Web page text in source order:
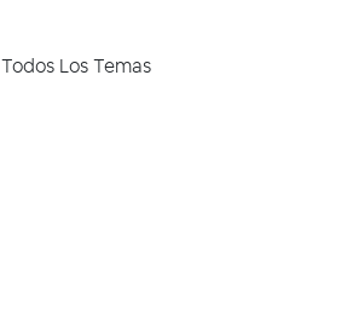
Todos Los Temas